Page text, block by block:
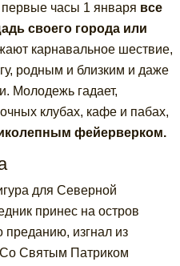
первые часы 1 января все
своего города или
карнавальное шествие,
родным и близким и даже
Молодежь гадает,
клубах, кафе и пабах,
фейерверком.
для Северной
принес на остров
преданию, изгнал из
Со Святым Патриком